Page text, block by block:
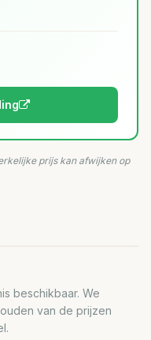
prijs kan afwijken op
beschikbaar. We
van de prijzen